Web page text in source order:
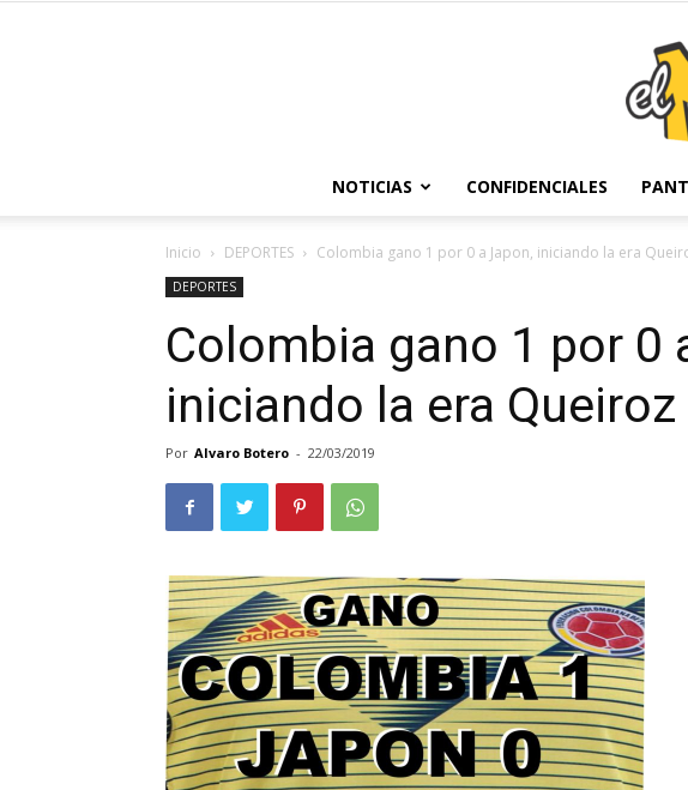
NOTICIAS CONFIDENCIALES
Inicio DEPORTES Colombia gano 1 por 0 a Japon, iniciando la era
DEPORTES
Colombia gano 1 por 0
iniciando la era Queiroz
Por Alvaro Botero - 22/03/2019